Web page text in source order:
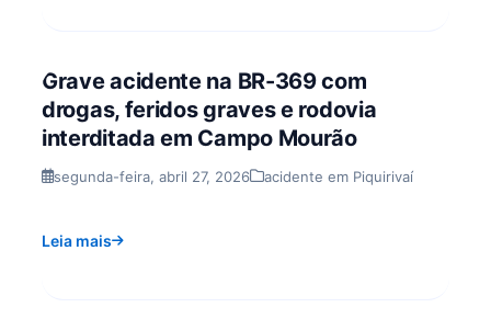
Grave acidente na BR-369 com
drogas, feridos graves e rodovia
interditada em Campo Mourão
segunda-feira, abril 27, 2026 acidente em Piquirivaí
Leia mais